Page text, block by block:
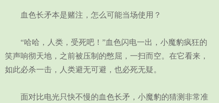
血色长矛本是赌注，怎么可能当场使用？
“哈哈，人类，受死吧！”血色闪电一出，小魔豹疯狂的
笑声响彻天地，之前被压制的憋屈，一扫而空。在它看来，
如此必杀一击，人类避无可避，也必死无疑。
面对比电光只快不慢的血色长矛，小魔豹的猜测非常准